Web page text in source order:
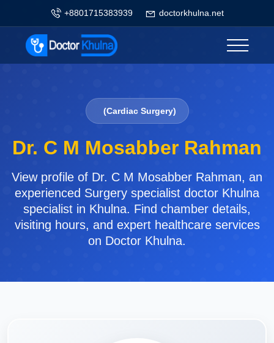
+8801715383939 doctorkhulna.net
(Cardiac Surgery)
Dr. C M Mosabber Rahman
View profile of Dr. C M Mosabber Rahman, an
experienced Surgery specialist doctor Khulna
specialist in Khulna. Find chamber details,
visiting hours, and expert healthcare services
on Doctor Khulna.